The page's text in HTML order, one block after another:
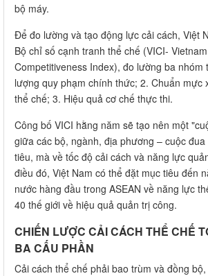
bộ máy.
Để đo lường và tạo động lực cải cách, Việt
Bộ chỉ số cạnh tranh thể chế (VICI-
Competitiveness Index), đo lường ba nhóm
lượng quy phạm chính thức; 2. Chuẩn mực
thể chế; 3. Hiệu quả cơ chế thực thi.
Công bố VICI hằng năm sẽ tạo nên một
giữa các bộ, ngành, địa phương – cuộc
tiêu, mà về tốc độ cải cách và năng lực
điều đó, Việt Nam có thể đặt mục tiêu đến
nước hàng đầu trong ASEAN về năng lực
40 thế giới về hiệu quả quản trị công.
CHIẾN LƯỢC CẢI CÁCH THỂ CHẾ
BA CẤU PHẦN
Cải cách thể chế phải bao trùm và đồng